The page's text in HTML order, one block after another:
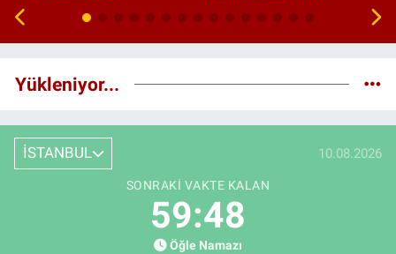
Yükleniyor...
İSTANBUL 10.08.2026
SONRAKI VAKTE KALAN
59:47
Öğle Namazı